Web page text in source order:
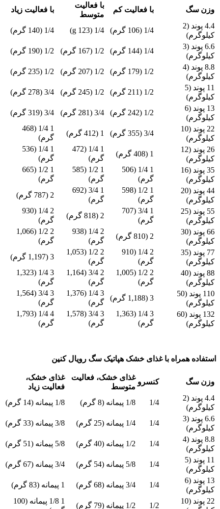
وزن سگ با فعالیت کم
با فعالیت
متوسط
با فعالیت زیاد
4.4 پوند (2
کیلوگرم)
1/4 (106 گرم) 1/4 (123 g)
1/4 (140 گرم)
6.6 پوند (3
کیلوگرم)
1/4 (144 گرم) 1/2 (167 گرم)
1/2 (190 گرم)
8.8 پوند (4
کیلوگرم)
1/2 (179 گرم) 1/2 (207 گرم)
1/2 (235 گرم)
11 پوند (5
کیلوگرم)
1/2 (211 گرم) 1/2 (245 گرم)
3/4 (278 گرم)
13 پوند (6
کیلوگرم)
1/2 (242 گرم) 3/4 (281 گرم)
3/4 (319 گرم)
22 پوند (10
کیلوگرم)
3/4 (355 گرم) 1 (412 گرم)
1 1/4 (468
گرم)
26 پوند (12
کیلوگرم)
1 (408 گرم)
1 1/4 (472
گرم)
1 1/4 (536
گرم)
35 پوند (16
کیلوگرم)
1 1/4 (506
گرم)
1 1/2 (585
گرم)
1 1/2 (665
گرم)
44 پوند (20
کیلوگرم)
1 1/2 (598
گرم)
1 3/4 (692
گرم)
2 (787 گرم)
55 پوند (25
کیلوگرم)
1 3/4 (707
گرم)
2 (818 گرم)
2 1/4 (930
گرم)
66 پوند (30
کیلوگرم)
2 (810 گرم)
2 1/4 (938
گرم)
2 1/2 (1,066
گرم)
77 پوند (35
کیلوگرم)
2 1/4 (910
گرم)
2 1/2 (1,053
گرم)
3 (1,197 گرم)
88 پوند (40
کیلوگرم)
2 1/2 (1,005
گرم)
2 3/4 (1,164
گرم)
3 1/4 (1,323
گرم)
110 پوند (50
کیلوگرم)
3 (1,188 گرم)
3 1/4 (1,376
گرم)
3 3/4 (1,564
گرم)
132 پوند (60
کیلوگرم)
3 1/4 (1,363
گرم)
3 3/4 (1,578
گرم)
4 1/4 (1,793
گرم)
استفاده همراه با غذای خشک هپاتیک سگ رویال کنین
وزن سگ کنسرو
غذای خشک، فعالیت
متوسط
غذای خشک،
فعالیت زیاد
4.4 پوند (2
کیلوگرم)
1/4 1/8 پیمانه (8 گرم)
1/8 پیمانه (14 گرم)
6.6 پوند (3
کیلوگرم)
1/4 1/4 پیمانه (25 گرم)
3/8 پیمانه (33 گرم)
8.8 پوند (4
کیلوگرم)
1/4 1/2 پیمانه (40 گرم)
5/8 پیمانه (51 گرم)
11 پوند (5
کیلوگرم)
1/4 5/8 پیمانه (54 گرم)
3/4 پیمانه (67 گرم)
13 پوند (6
کیلوگرم)
1/4 3/4 پیمانه (68 گرم)
1 پیمانه (83 گرم)
22 پوند (10
1/2 1/2 پیمانه (79 گرم)
1 1/8 پیمانه (100